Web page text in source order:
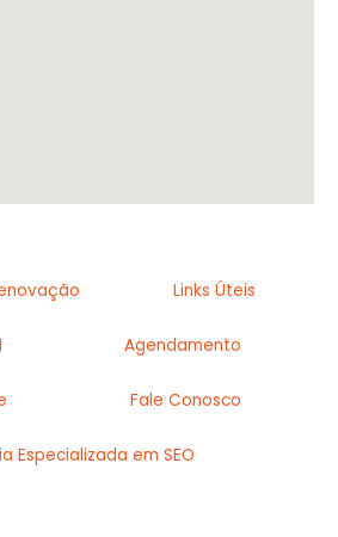
Links Úteis
Agendamento
Fale Conosco
Especializada em SEO